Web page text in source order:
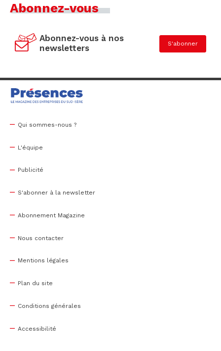
Abonnez-vous
Abonnez-vous à nos
newsletters
S'abonner
Qui sommes-nous ?
L'équipe
Publicité
S'abonner à la newsletter
Abonnement Magazine
Nous contacter
Mentions légales
Plan du site
Conditions générales
Accessibilité